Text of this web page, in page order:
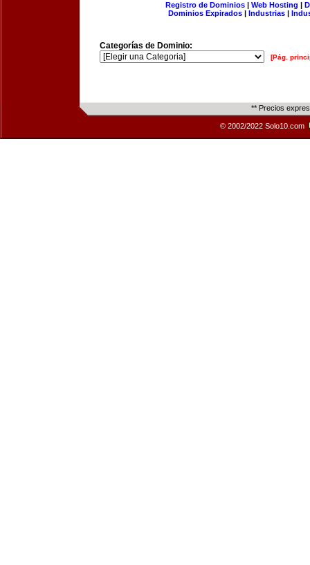
Registro de Dominios| Web Hosting |
Dominios Expirados | Industrias |
Categorías de Dominio:
[Pág.
** Precios
© 2002/2022 Solo10.com